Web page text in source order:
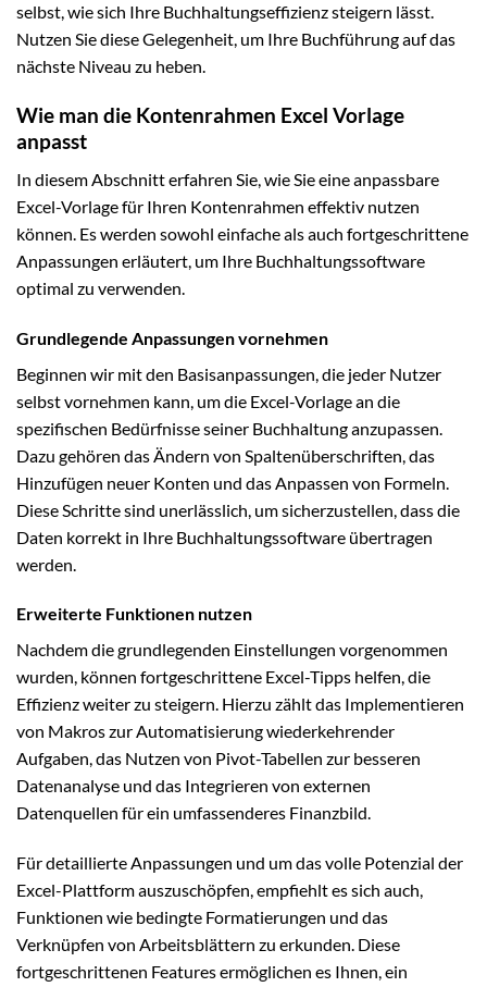
selbst, wie sich Ihre Buchhaltungseffizienz steigern lässt.
Nutzen Sie diese Gelegenheit, um Ihre Buchführung auf das
nächste Niveau zu heben.
Wie man die Kontenrahmen Excel Vorlage
anpasst
In diesem Abschnitt erfahren Sie, wie Sie eine anpassbare
Excel-Vorlage für Ihren Kontenrahmen effektiv nutzen
können. Es werden sowohl einfache als auch fortgeschrittene
Anpassungen erläutert, um Ihre Buchhaltungssoftware
optimal zu verwenden.
Grundlegende Anpassungen vornehmen
Beginnen wir mit den Basisanpassungen, die jeder Nutzer
selbst vornehmen kann, um die Excel-Vorlage an die
spezifischen Bedürfnisse seiner Buchhaltung anzupassen.
Dazu gehören das Ändern von Spaltenüberschriften, das
Hinzufügen neuer Konten und das Anpassen von Formeln.
Diese Schritte sind unerlässlich, um sicherzustellen, dass die
Daten korrekt in Ihre Buchhaltungssoftware übertragen
werden.
Erweiterte Funktionen nutzen
Nachdem die grundlegenden Einstellungen vorgenommen
wurden, können fortgeschrittene Excel-Tipps helfen, die
Effizienz weiter zu steigern. Hierzu zählt das Implementieren
von Makros zur Automatisierung wiederkehrender
Aufgaben, das Nutzen von Pivot-Tabellen zur besseren
Datenanalyse und das Integrieren von externen
Datenquellen für ein umfassenderes Finanzbild.
Für detaillierte Anpassungen und um das volle Potenzial der
Excel-Plattform auszuschöpfen, empfiehlt es sich auch,
Funktionen wie bedingte Formatierungen und das
Verknüpfen von Arbeitsblättern zu erkunden. Diese
fortgeschrittenen Features ermöglichen es Ihnen, ein